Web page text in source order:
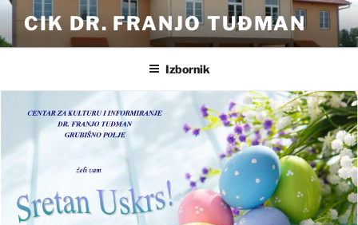
Preskoči
sadržaj
CIK DR. FRANJO TUĐMAN
Izbornik